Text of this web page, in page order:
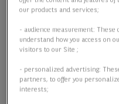
our products and services;
- audience measurement:
understand how you access on
visitors to our Site ;
- personalized advertising:
partners, to offer you
interests;